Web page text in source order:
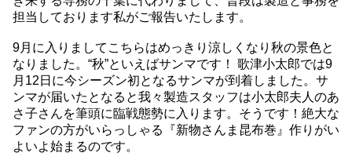
担当しております私がご報告いたします。
9月に入りましてこちらはめっきり涼しくなり秋の景色と
なりました。“秋”といえばサンマです！ 歌津小太郎では9
月12日に今シーズン初となるサンマが到着しました。サ
ンマが届いたとなると我々製造スタッフは小太郎夫人のあ
さ子さんを筆頭に臨戦態勢に入ります。そうです！絶大な
ファンの方がいらっしゃる『新物さんま昆布巻』作りがい
よいよ始まるのです。